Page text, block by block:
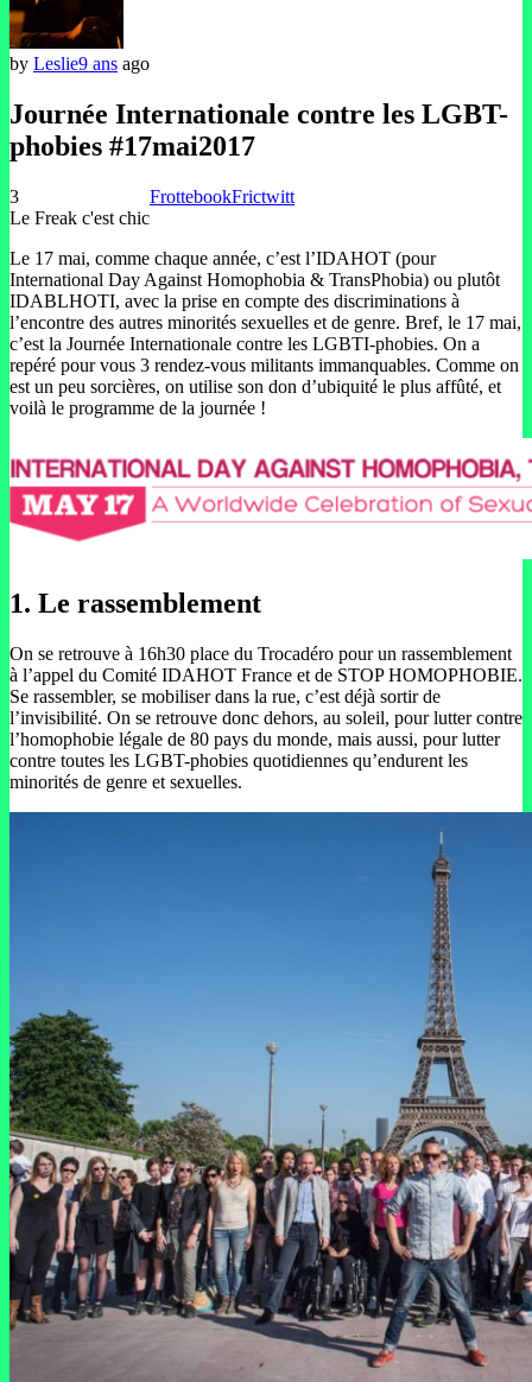
by Leslie9 ans ago
Journée Internationale contre les LGBT-
phobies #17mai2017
3
Le Freak c'est chic
FrottebookFrictwitt
Le 17 mai, comme chaque année, c’est l’IDAHOT (pour
International Day Against Homophobia & TransPhobia) ou plutôt
IDABLHOTI, avec la prise en compte des discriminations à
l’encontre des autres minorités sexuelles et de genre. Bref, le 17 mai,
c’est la Journée Internationale contre les LGBTI-phobies. On a
repéré pour vous 3 rendez-vous militants immanquables. Comme on
est un peu sorcières, on utilise son don d’ubiquité le plus affûté, et
voilà le programme de la journée !
1. Le rassemblement
On se retrouve à 16h30 place du Trocadéro pour un rassemblement
à l’appel du Comité IDAHOT France et de STOP HOMOPHOBIE.
Se rassembler, se mobiliser dans la rue, c’est déjà sortir de
l’invisibilité. On se retrouve donc dehors, au soleil, pour lutter contre
l’homophobie légale de 80 pays du monde, mais aussi, pour lutter
contre toutes les LGBT-phobies quotidiennes qu’endurent les
minorités de genre et sexuelles.